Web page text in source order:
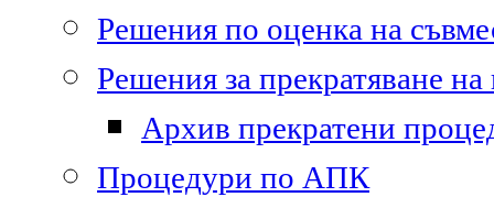
Решения по оценка на
Решения за прекратяване
Архив прекратени
Процедури по АПК